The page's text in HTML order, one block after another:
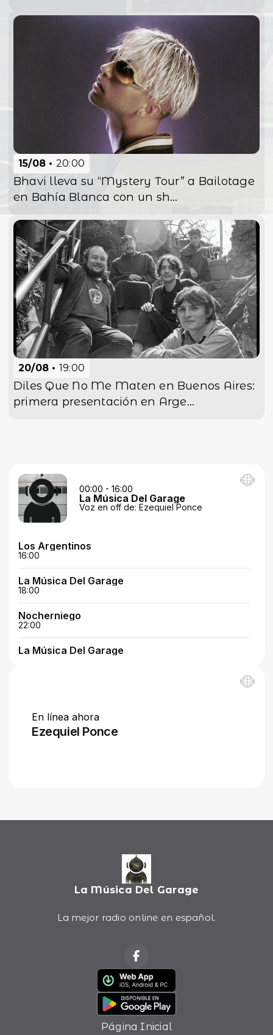
15/08 20:00
Bhavi lleva su “Mystery Tour” a Bailotage
en Bahía Blanca con un sh...
20/08 19:00
Diles Que No Me Maten en Buenos Aires:
primera presentación en Arge...
La Música Del Garage
La mejor radio online en español.
Página Inicial